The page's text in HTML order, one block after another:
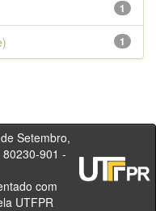
1
1
901 -
Brasil
com
UTFPR